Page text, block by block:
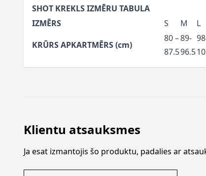
SHOT KREKLS IZMĒRU TABULA
IZMĒRS
S M L
KRŪRS APKARTMĒRS (cm)
80 –
87.5
89-
96.5
Klientu atsauksmes
Ja esat izmantojis šo produktu, padalies ar